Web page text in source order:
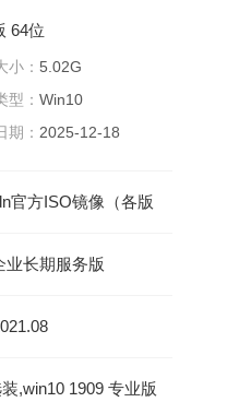
64位
小： 5.02G
型： Win10
期： 2025-12-18
官方ISO镜像（各版
业长期服务版
,win10 1909 专业版